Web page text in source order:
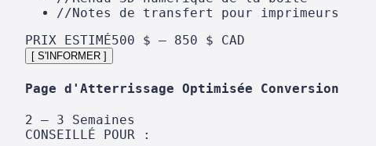
//Notes de transfert pour imprimeurs
PRIX ESTIMÉ500 $ – 850 $ CAD
[ S'INFORMER ]
Page d'Atterrissage Optimisée Conversion
2 – 3 Semaines
CONSEILLÉ POUR :